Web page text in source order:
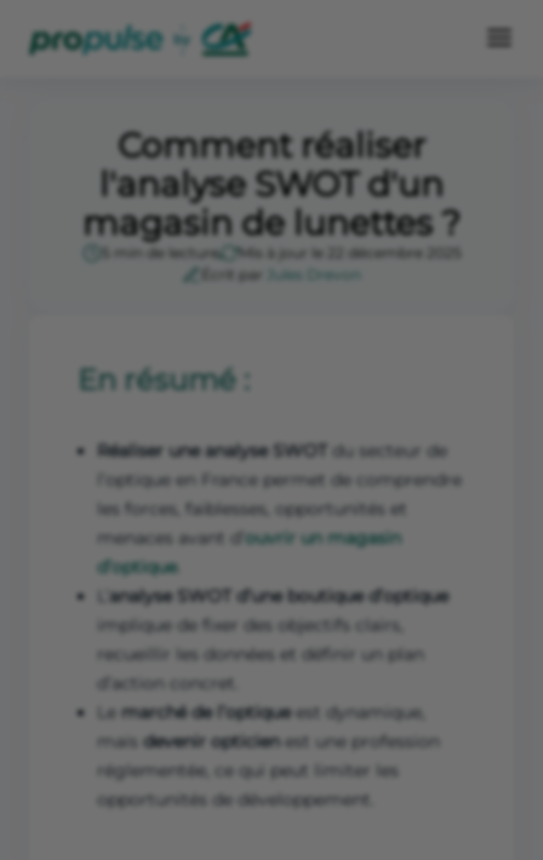
Comment réaliser
l'analyse SWOT d'un
magasin de lunettes ?
5 min de lecture
Mis à jour le 22 décembre 2025
Écrit par
Jules Drevon
En résumé :
Réaliser une analyse SWOT du secteur de
l’optique en France permet de comprendre
les forces, faiblesses, opportunités et
menaces avant d’ ouvrir un magasin
d’optique.
analyse SWOT d’une boutique d’optique
implique de fixer des objectifs clairs,
recueillir les données et définir un plan
d’action concret.
Le marché de l’optiqueest dynamique,
mais devenir opticienest une profession
réglementée, ce qui peut limiter les
opportunités de développement.